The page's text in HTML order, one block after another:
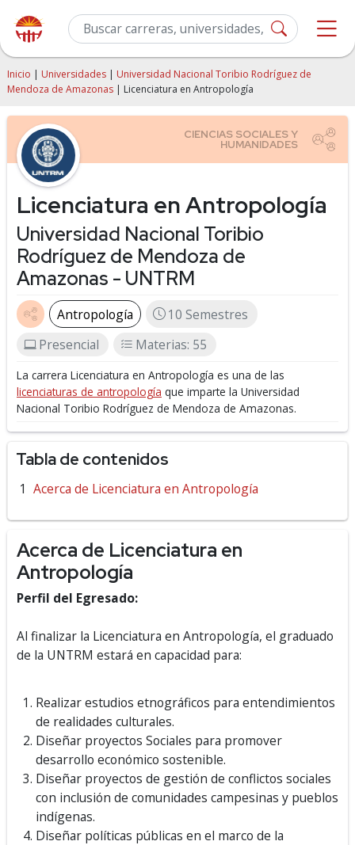
Inicio | Universidades | Universidad Nacional Toribio Rodríguez de
Mendoza de Amazonas | Licenciatura en Antropología
Licenciatura en Antropología
Universidad Nacional Toribio
Rodríguez de Mendoza de
Amazonas - UNTRM
Antropología
10 Semestres
Presencial
Materias: 55
La carrera Licenciatura en Antropología es una de las
licenciaturas de antropología que imparte la Universidad
Nacional Toribio Rodríguez de Mendoza de Amazonas.
Tabla de contenidos
Acerca de Licenciatura en Antropología
Acerca de Licenciatura en
Antropología
Perfil del Egresado:
Al finalizar la Licenciatura en Antropología, el graduado
de la UNTRM estará en capacidad para:
Realizar estudios etnográficos para entendimientos
de realidades culturales.
Diseñar proyectos Sociales para promover
desarrollo económico sostenible.
Diseñar proyectos de gestión de conflictos sociales
con inclusión de comunidades campesinas y pueblos
indígenas.
Diseñar políticas públicas en el marco de la